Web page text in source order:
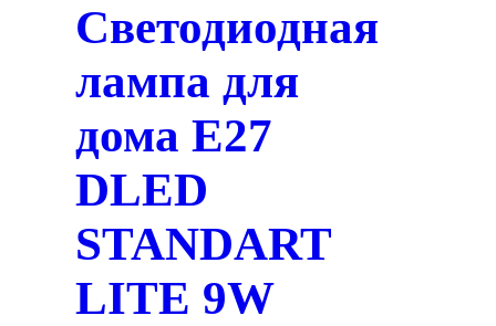
Светодиодная
лампа для
дома E27
DLED
STANDART
LITE 9W